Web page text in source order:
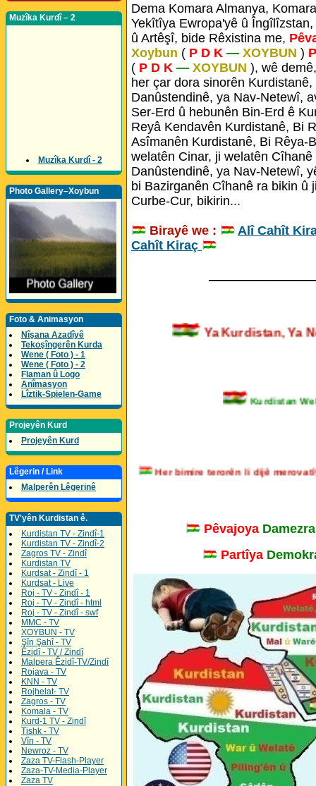
Muzîka Kurdî – 2
Muzîka Kurdî - 2
Photo Gallery–Xoybun
Foto & Animasyon
Nîşana Azadîyê
Tekoşîngerên Kurda
Wene ( Foto ) - 1
Wene ( Foto ) - 2
Flaman û Logo
Anîmasyon
Lîztik-Spielen-Game
Projeyên Kurd
Projeyên Kurd
Lêgerin / Link
Malperên Lêgerinê
TV'yên Kurdistan ê.
Kurdistan TV - Zindî-1
Kurdistan TV - Zindî-2
Zagros TV - Zindî
Kurdistan TV
Kurdsat - Zindî - 1
Kurdsat - Live
Roj - TV - Zindî - 1
Roj - TV - Zindî - html
Roj - TV - Zindî - swf
MMC - TV
XOYBUN - TV
Şîn Şahî - TV
Êzidî - TV / Zindî
Malpera Êzidî-TV/Zindî
Rojava - TV
KNN - TV
Rojhelat- TV
Zagros - TV
Komala - TV
Kurd-1 TV - Zindî
Tishk - TV
Vîn - TV
Newroz - TV
Zaza TV-Flash-Player
Zaza-TV-Media-Player
Zaza TV
Dema Komara Almanya,
Yekîtîya Ewropa'yê û
û Artêşî, bide Rêxistina me,
Xoybun ( P D K — XOYBUN )
( P D K — XOYBUN ), wê
her çar dora sinorên
Danûstendinê, ya Nav-Netewî,
Ser-Erd û hebunên Bin-Erd ê
Reyâ Kendavên Kurdistanê, Bi
Asîmanên Kurdistanê, Bi Rêya-
welatên Cinar, ji welatên
Danûstendinê, ya Nav-Netewî,
bi Bazirganên Cîhanê ra bikin û
Curbe-Cur, bikirin...
Birayê we :
Alî Cahît
Cahît Kiraç
Ya Kurdistan,
Kurdistan
Her bimire terorên li dijê
Pêvajoya
Partîya